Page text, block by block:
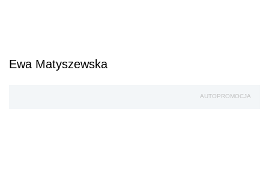
Ewa Matyszewska
AUTOPROMOCJA